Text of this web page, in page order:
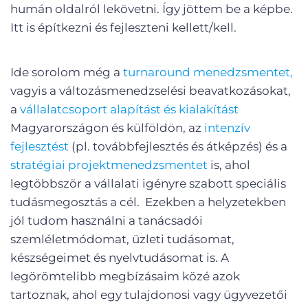
humán oldalról lekövetni. Így jöttem be a képbe.
Itt is építkezni és fejleszteni kellett/kell.
Ide sorolom még a turnaround menedzsmentet,
vagyis a változásmenedzselési beavatkozásokat,
a vállalatcsoport alapítást és kialakítást
Magyarországon és külföldön, az intenzív
fejlesztést (pl. továbbfejlesztés és átképzés) és a
stratégiai projektmenedzsmentet is, ahol
legtöbbször a vállalati igényre szabott speciális
tudásmegosztás a cél. Ezekben a helyzetekben
jól tudom használni a tanácsadói
szemléletmódomat, üzleti tudásomat,
készségeimet és nyelvtudásomat is. A
legörömtelibb megbízásaim közé azok
tartoznak, ahol egy tulajdonosi vagy ügyvezetői